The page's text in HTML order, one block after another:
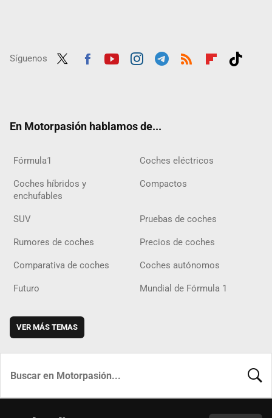
Síguenos
En Motorpasión hablamos de...
Fórmula1 Coches eléctricos
Coches híbridos y
enchufables
Compactos
SUV Pruebas de coches
Rumores de coches Precios de coches
Comparativa de coches Coches autónomos
Futuro Mundial de Fórmula 1
VER MÁS TEMAS